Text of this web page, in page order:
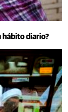
hábito diario?